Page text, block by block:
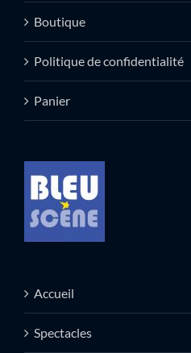
Boutique
Politique de confidentialité
Panier
Accueil
Spectacles